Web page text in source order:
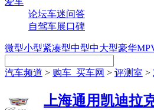
论坛车迷问答
自驾车展口碑
微型小型紧凑型中型中大型豪华
汽车频道 > 购车_买车网 > 评测室 >
上海通用凯迪拉